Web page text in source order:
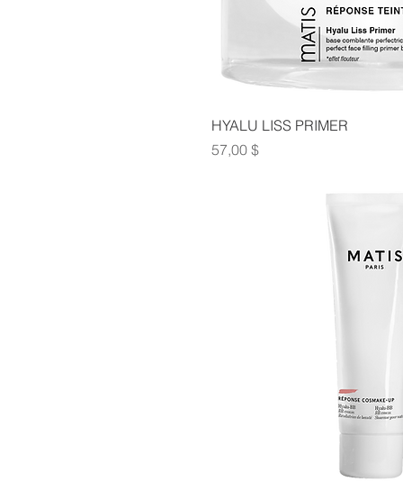
HYALU LISS PRIMER
Prix
57,00 $